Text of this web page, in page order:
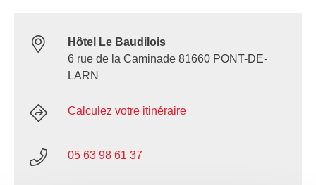
Hôtel Le Baudilois
6 rue de la Caminade 81660 PONT-DE-
LARN
Calculez votre itinéraire
05 63 98 61 37